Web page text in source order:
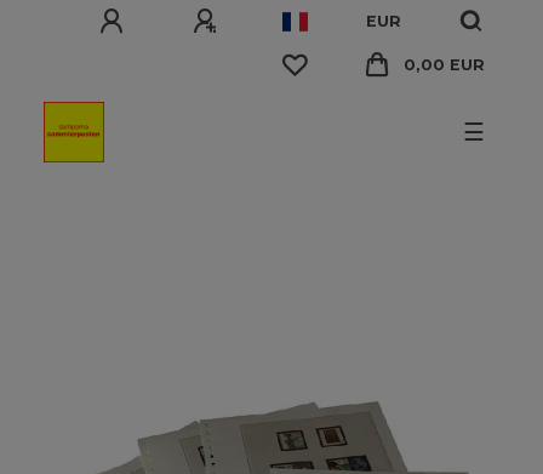
EUR
0,00 EUR
☰